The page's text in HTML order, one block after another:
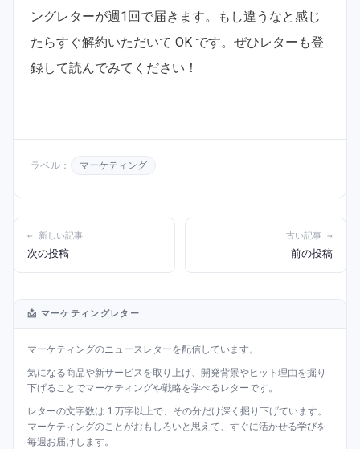
ングレターが週1回で届きます。もし違うなと感じ
たらすぐ解約いただいて OK です。ぜひレターも登
録して読んでみてください！
ラベル： マーケティング
← 新しい記事
次の投稿
古い記事 →
前の投稿
📩 マーケティングレター
マーケティングのニュースレターを配信しています。
気になる商品や新サービスを取り上げ、開発背景やヒット理由を掘り
下げることでマーケティングや戦略を学べるレターです。
レターの文字数は 1 万字以上で、その分だけ深く掘り下げています。
マーケティングのことがおもしろいと思えて、すぐに活かせる学びを
毎週お届けします。